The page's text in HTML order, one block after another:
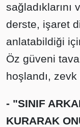
derste, işaret
anlatabildiği
Öz güveni
hoşlandı, zevk
- "SINIF
KURARAK